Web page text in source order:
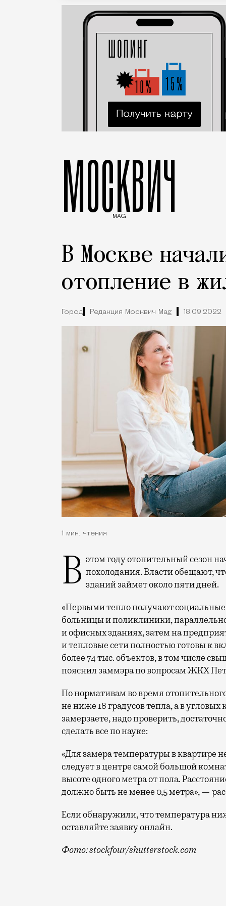
МОСКВИЧ
MAG
В Москве
отопление в
Город Редакция Москвич Mag 18.09.2022
1 мин. чтения
В этом году отопительный сезон начался раньше обычного из-за резкого похолодания. Власти обещают,
зданий займет около пяти дней.
«Первыми тепло получают
больницы и поликлиники,
и офисных зданиях, затем на
и тепловые сети полностью готовы к
более 74 тыс. объектов, в том числе
пояснил заммэра по вопросам ЖКХ
По нормативам во время
не ниже 18 градусов тепла, а в
замерзаете, надо проверить,
сделать все по науке:
«Для замера температуры в квартире
следует в центре самой большой
высоте одного метра от пола.
должно быть не менее 0,5 метра», —
Если обнаружили, что температура
оставляйте заявку онлайн.
Фото: stockfour/shutterstock.com